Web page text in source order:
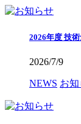
2026年度 技
2026/7/9
NEWS お